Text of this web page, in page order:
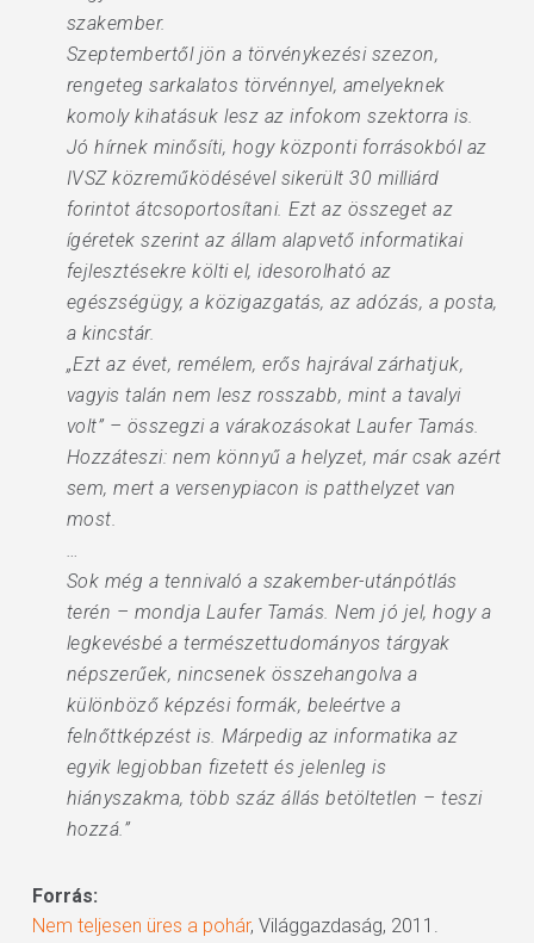
szakember.
Szeptembertől jön a törvénykezési szezon,
rengeteg sarkalatos törvénnyel, amelyeknek
komoly kihatásuk lesz az infokom szektorra is.
Jó hírnek minősíti, hogy központi forrásokból az
IVSZ közreműködésével sikerült 30 milliárd
forintot átcsoportosítani. Ezt az összeget az
ígéretek szerint az állam alapvető informatikai
fejlesztésekre költi el, idesorolható az
egészségügy, a közigazgatás, az adózás, a posta,
a kincstár.
„Ezt az évet, remélem, erős hajrával zárhatjuk,
vagyis talán nem lesz rosszabb, mint a tavalyi
volt” – összegzi a várakozásokat Laufer Tamás.
Hozzáteszi: nem könnyű a helyzet, már csak azért
sem, mert a versenypiacon is patthelyzet van
most.
…
Sok még a tennivaló a szakember-utánpótlás
terén – mondja Laufer Tamás. Nem jó jel, hogy a
legkevésbé a természettudományos tárgyak
népszerűek, nincsenek összehangolva a
különböző képzési formák, beleértve a
felnőttképzést is. Márpedig az informatika az
egyik legjobban fizetett és jelenleg is
hiányszakma, több száz állás betöltetlen – teszi
hozzá.”
Forrás:
Nem teljesen üres a pohár, Világgazdaság, 2011.